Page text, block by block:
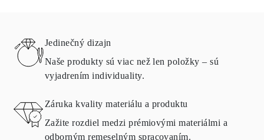
Portugalska a Španielska
Podrobnosti o spôsoboch dopravy, nákladoch a dodacej lehote
nájdete včasto kladených otázkach o doručení
VRÁTENIE A VÝMENA
Všetky produkty spoločnosti Omara sú vyrábané na objednávku
Jedinečný dizajn
Naše produkty sú viac než len položky – sú
vyjadrením individuality.
Záruka kvality materiálu a produktu
Zažite rozdiel medzi prémiovými materiálmi a
odborným remeselným spracovaním.